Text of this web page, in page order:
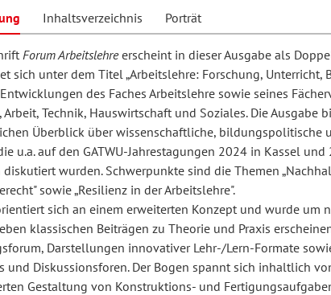
und Unterrichtsforschung
und
Forum
für
Inhaltsverzeichnis Porträt
Forum Arbeitslehreerscheint in dieser Ausgabe als
sich unter dem Titel „Arbeitslehre: Forschung, Unterricht,
des Faches Arbeitslehre sowie seines
Arbeit, Technik, Hauswirtschaft und Soziales. Die Ausgabe
Überblick über wissenschaftliche, bildungspolitische
u.a. auf den GATWU-Jahrestagungen 2024 in Kassel und
diskutiert wurden. Schwerpunkte sind die Themen
sowie „Resilienz in der Arbeitslehre".
sich an einem erweiterten Konzept und wurde um
klassischen Beiträgen zu Theorie und Praxis
Darstellungen innovativer Lehr-/Lern-Formate
und Diskussionsforen. Der Bogen spannt sich inhaltlich
Gestaltung von Konstruktions- und